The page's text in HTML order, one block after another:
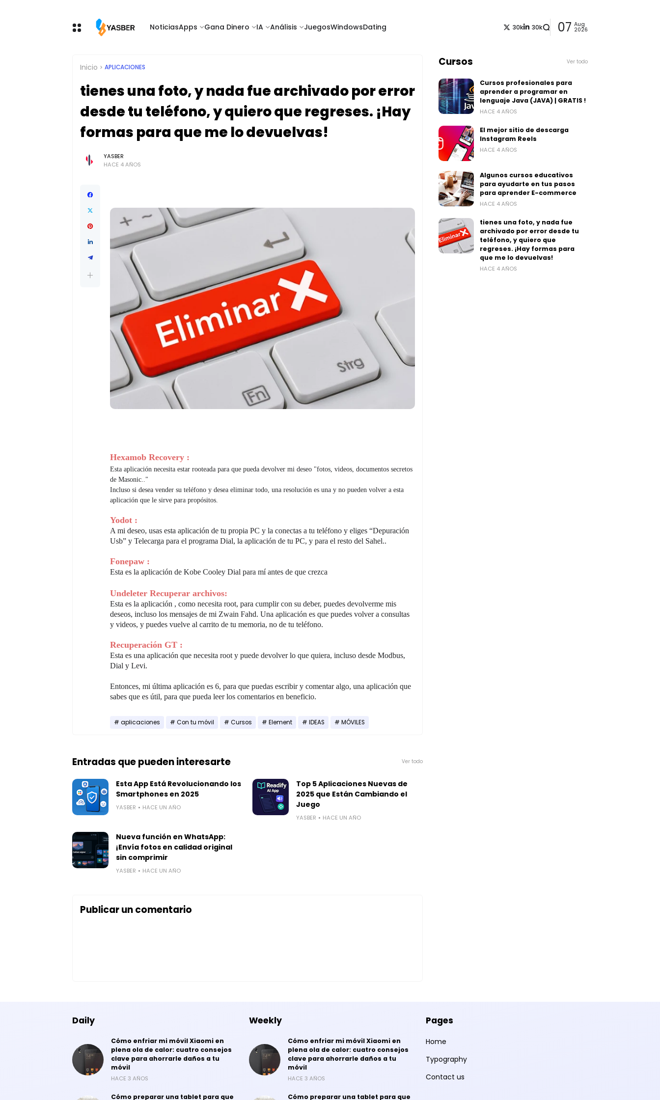
NoticiasApps Gana Dinero IA Análisis JuegosWindowsDating 30k 30k 07 Aug
2026
Inicio APLICACIONES
tienes una foto, y nada fue archivado por error
desde tu teléfono, y quiero que regreses. ¡Hay
formas para que me lo devuelvas!
YASBER
HACE 4 AÑOS
Hexamob Recovery :
Esta aplicación necesita estar rooteada para que pueda devolver mi deseo "fotos, videos, documentos secretos
de Masonic.."
Incluso si desea vender su teléfono y desea eliminar todo, una resolución es una y no pueden volver a esta
aplicación que le sirve para propósitos.
Yodot :
A mi deseo, usas esta aplicación de tu propia PC y la conectas a tu teléfono y eliges “Depuración
Usb” y Telecarga para el programa Dial, la aplicación de tu PC, y para el resto del Sahel..
Fonepaw :
Esta es la aplicación de Kobe Cooley Dial para mí antes de que crezca
Undeleter Recuperar archivos:
Esta es la aplicación , como necesita root, para cumplir con su deber, puedes devolverme mis
deseos, incluso los mensajes de mi Zwain Fahd. Una aplicación es que puedes volver a consultas
y videos, y puedes vuelve al carrito de tu memoria, no de tu teléfono.
Recuperación GT :
Esta es una aplicación que necesita root y puede devolver lo que quiera, incluso desde Modbus,
Dial y Levi.
Entonces, mi última aplicación es 6, para que puedas escribir y comentar algo, una aplicación que
sabes que es útil, para que pueda leer los comentarios en beneficio.
aplicaciones Con tu móvil Cursos Element IDEAS MÓVILES
Entradas que pueden interesarte Ver todo
Esta App Está Revolucionando los
Smartphones en 2025
YASBER HACE UN AÑO
Top 5 Aplicaciones Nuevas de
2025 que Están Cambiando el
Juego
YASBER HACE UN AÑO
Nueva función en WhatsApp:
¡Envía fotos en calidad original
sin comprimir
YASBER HACE UN AÑO
Publicar un comentario
Cursos Ver todo
Cursos profesionales para
aprender a programar en
lenguaje Java (JAVA) | GRATIS !
HACE 4 AÑOS
El mejor sitio de descarga
Instagram Reels
HACE 4 AÑOS
Algunos cursos educativos
para ayudarte en tus pasos
para aprender E-commerce
HACE 4 AÑOS
tienes una foto, y nada fue
archivado por error desde tu
teléfono, y quiero que
regreses. ¡Hay formas para
que me lo devuelvas!
HACE 4 AÑOS
Daily
Cómo enfriar mi móvil Xiaomi en
plena ola de calor: cuatro consejos
clave para ahorrarle daños a tu
móvil
HACE 3 AÑOS
Cómo preparar una tablet para que
Weekly
Cómo enfriar mi móvil Xiaomi en
plena ola de calor: cuatro consejos
clave para ahorrarle daños a tu
móvil
HACE 3 AÑOS
Cómo preparar una tablet para que
Pages
Home
Typography
Contact us